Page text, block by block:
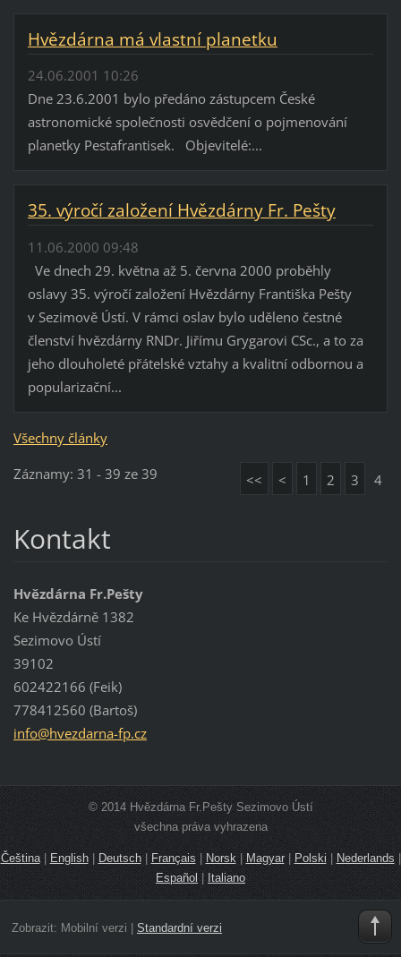
Hvězdárna má vlastní planetku
24.06.2001 10:26
Dne 23.6.2001 bylo předáno zástupcem České
astronomické společnosti osvědčení o pojmenování
planetky Pestafrantisek. Objevitelé:...
35. výročí založení Hvězdárny Fr. Pešty
11.06.2000 09:48
Ve dnech 29. května až 5. června 2000 proběhly
oslavy 35. výročí založení Hvězdárny Františka Pešty
v Sezimově Ústí. V rámci oslav bylo uděleno čestné
členství hvězdárny RNDr. Jiřímu Grygarovi CSc., a to za
jeho dlouholeté přátelské vztahy a kvalitní odbornou a
popularizační...
Všechny články
Záznamy: 31 - 39 ze 39 << < 1 2 3 4
Kontakt
Hvězdárna Fr.Pešty
Ke Hvězdárně 1382
Sezimovo Ústí
39102
602422166 (Feik)
778412560 (Bartoš)
info@hvezdarna-fp.cz
© 2014 Hvězdárna Fr.Pešty Sezimovo Ústí
všechna práva vyhrazena
Čeština| English|Deutsch| Français | Norsk| Magyar| Polski Nederlands |
Español | Italiano
Zobrazit: Mobilní verzi Standardní verzi